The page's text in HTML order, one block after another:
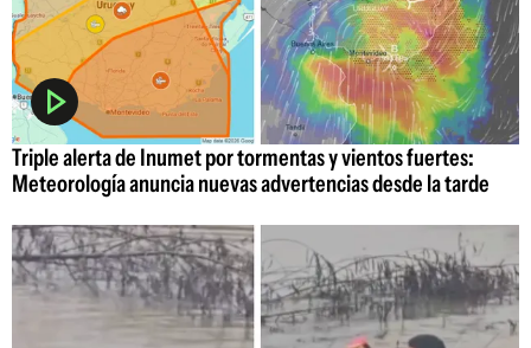
Triple alerta de Inumet por tormentas y vientos fuertes:
Meteorología anuncia nuevas advertencias desde la tarde